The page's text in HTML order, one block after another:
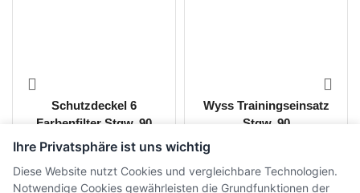
Schutzdeckel 6
Farbenfilter Stgw. 90
Wyss Trainingseinsatz
Stgw. 90
Ihre Privatsphäre ist uns wichtig
Diese Website nutzt Cookies und vergleichbare Technologien.
Notwendige Cookies gewährleisten die Grundfunktionen der